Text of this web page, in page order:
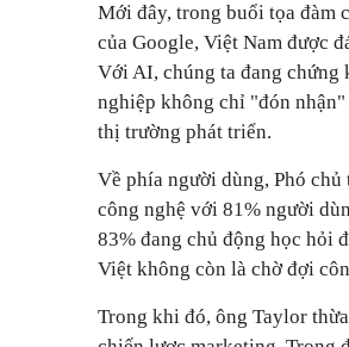
Mới đây, trong buổi tọa đàm
của Google, Việt Nam được
Với AI, chúng ta đang chứng
nghiệp không chỉ "đón
thị trường phát triển.
Về phía người dùng, Phó
công nghệ với 81% người
83% đang chủ động học hỏi
Việt không còn là chờ đợi
Trong khi đó, ông Taylor